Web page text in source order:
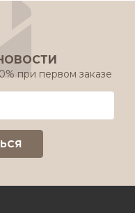
при первом заказе